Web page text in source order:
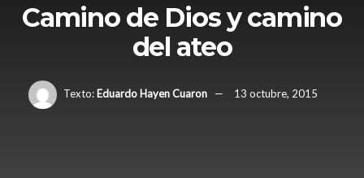
Camino de Dios y camino
del ateo
Texto: Eduardo Hayen Cuaron 13 octubre, 2015